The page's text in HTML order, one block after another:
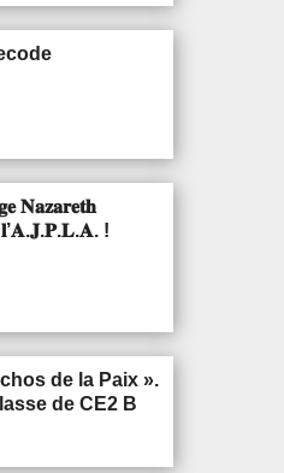
𝐍𝐚𝐳𝐚𝐫𝐞𝐭𝐡
𝐥’𝐀.𝐉.𝐏.𝐋.𝐀. !
de la Paix ».
de CE2 B